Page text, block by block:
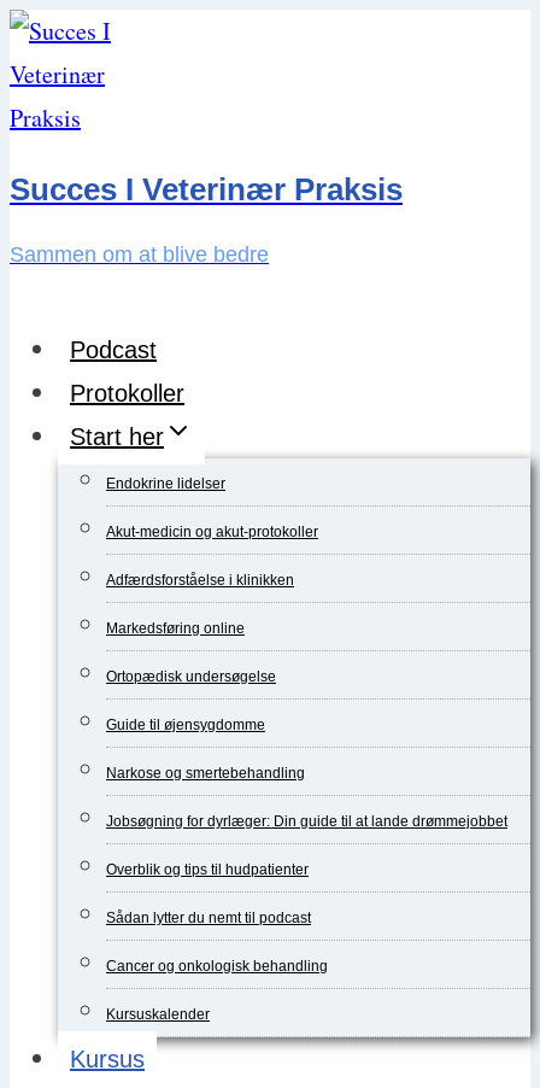
Skip
to
content
Succes I Veterinær Praksis
Sammen om at blive bedre
Podcast
Protokoller
Start her
Endokrine lidelser
Akut-medicin og akut-protokoller
Adfærdsforståelse i klinikken
Markedsføring online
Ortopædisk undersøgelse
Guide til øjensygdomme
Narkose og smertebehandling
Jobsøgning for dyrlæger: Din guide til at lande drømmejobbet
Overblik og tips til hudpatienter
Sådan lytter du nemt til podcast
Cancer og onkologisk behandling
Kursuskalender
Kursus